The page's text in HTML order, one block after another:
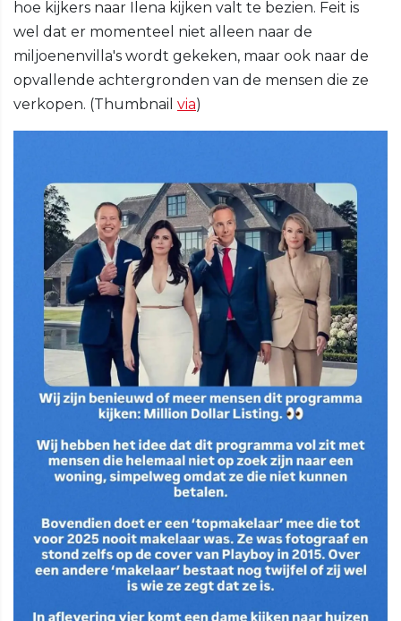
hoe kijkers naar Ilena kijken valt te bezien. Feit is
wel dat er momenteel niet alleen naar de
miljoenenvilla's wordt gekeken, maar ook naar de
opvallende achtergronden van de mensen die ze
verkopen. (Thumbnail via)